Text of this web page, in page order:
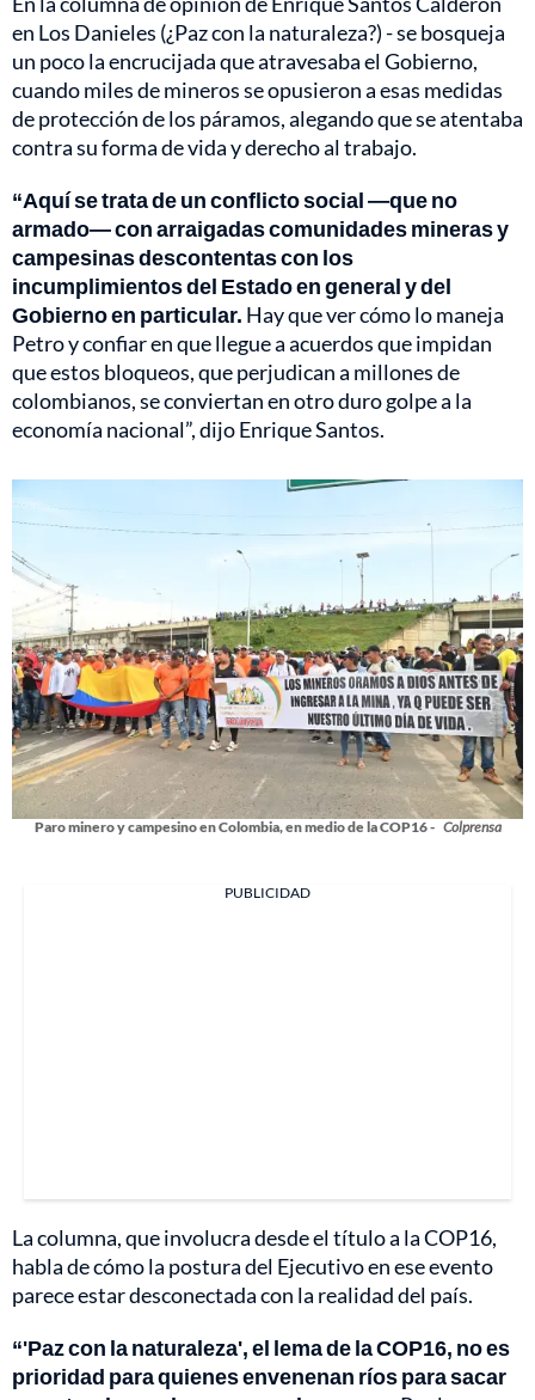
en Los Danieles (¿Paz con la naturaleza?) - se bosqueja
un poco la encrucijada que atravesaba el Gobierno,
cuando miles de mineros se opusieron a esas medidas
de protección de los páramos, alegando que se atentaba
contra su forma de vida y derecho al trabajo.
“Aquí se trata de un conflicto social —que no
armado— con arraigadas comunidades mineras y
campesinas descontentas con los
incumplimientos del Estado en general y del
Gobierno en particular. Hay que ver cómo lo maneja
Petro y confiar en que llegue a acuerdos que impidan
que estos bloqueos, que perjudican a millones de
colombianos, se conviertan en otro duro golpe a la
economía nacional”, dijo Enrique Santos.
Paro minero y campesino en Colombia, en medio de la COP16 - Colprensa
PUBLICIDAD
La columna, que involucra desde el título a la COP16,
habla de cómo la postura del Ejecutivo en ese evento
parece estar desconectada con la realidad del país.
“'Paz con la naturaleza', el lema de la COP16, no es
prioridad para quienes envenenan ríos para sacar